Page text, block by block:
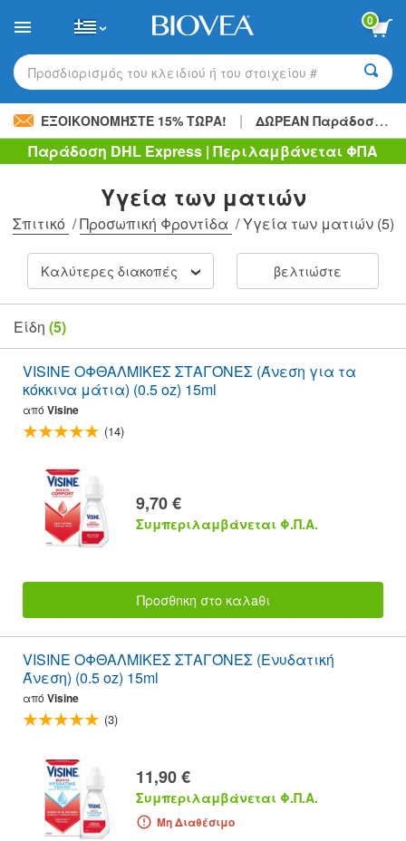
note:
website
includes
accessibility
system.
0
Προσδιορισμός του κλειδιού ή του στοιχείου #
ΕΞΟΙΚΟΝΟΜΉΣΤΕ 15% ΤΏΡΑ! | ΔΩΡΕΑΝ Παράδοση
Παράδοση DHL Express | Περιλαμβάνεται ΦΠΑ
Υγεία των ματιών
Σπιτικό /Προσωπική Φροντίδα /Υγεία των ματιών(5)
Καλύτερες διακοπές βελτιώστε
Είδη (5)
VISINE ΟΦΘΑΛΜΙΚΈΣ ΣΤΑΓΌΝΕΣ (Άνεση για τα
κόκκινα μάτια) (0.5 oz) 15ml
από Visine
(14)
9,70 €
Συμπεριλαμβάνεται Φ.Π.Α.
Προσθnκη στο καλaθι
VISINE ΟΦΘΑΛΜΙΚΈΣ ΣΤΑΓΌΝΕΣ (Ενυδατική
Άνεση) (0.5 oz) 15ml
από Visine
(3)
11,90 €
Συμπεριλαμβάνεται Φ.Π.Α.
Μη Διαθέσιμο